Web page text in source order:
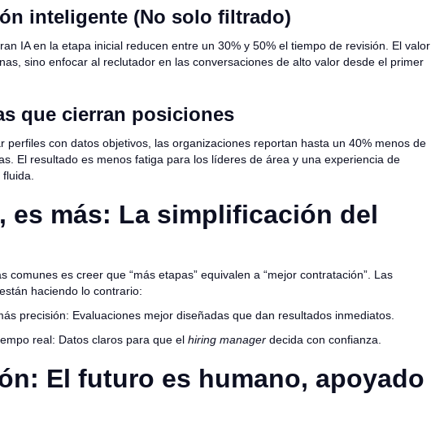
inteligente (No solo filtrado)
IA en la etapa inicial reducen entre un 30% y 50% el tiempo de revisión. El valor
sino enfocar al reclutador en las conversaciones de alto valor desde el primer
que cierran posiciones
perfiles con datos objetivos, las organizaciones reportan hasta un 40% menos de
El resultado es menos fatiga para los líderes de área y una experiencia de
fluida.
es más: La simplificación del
comunes es creer que “más etapas” equivalen a “mejor contratación”. Las
haciendo lo contrario:
precisión: Evaluaciones mejor diseñadas que dan resultados inmediatos.
real: Datos claros para que el hiring manager decida con confianza.
El futuro es humano, apoyado